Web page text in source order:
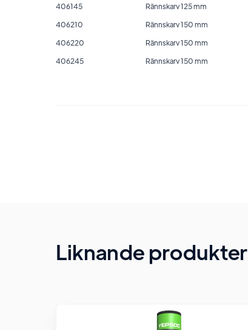
406145
Rännskarv 125 mm
406210
Rännskarv 150 mm
406220
Rännskarv 150 mm
406245
Rännskarv 150 mm
Liknande produkter